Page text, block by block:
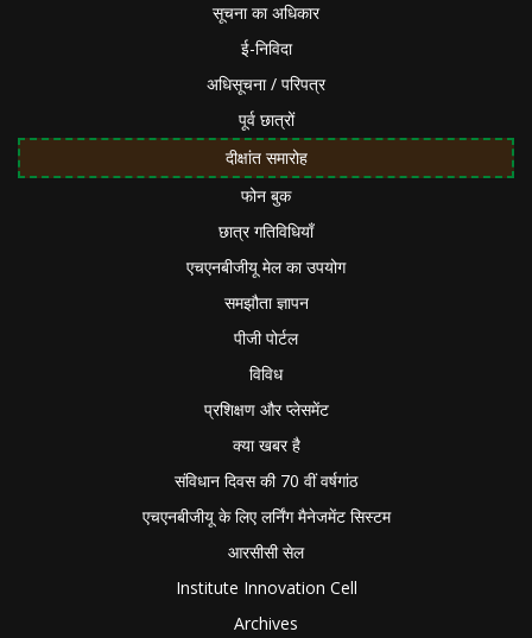
सूचना का अधिकार
ई-निविदा
अधिसूचना / परिपत्र
पूर्व छात्रों
दीक्षांत समारोह
फोन बुक
छात्र गतिविधियाँ
एचएनबीजीयू मेल का उपयोग
समझौता ज्ञापन
पीजी पोर्टल
विविध
प्रशिक्षण और प्लेसमेंट
क्या खबर है
संविधान दिवस की 70 वीं वर्षगांठ
एचएनबीजीयू के लिए लर्निंग मैनेजमेंट सिस्टम
आरसीसी सेल
Institute Innovation Cell
Archives